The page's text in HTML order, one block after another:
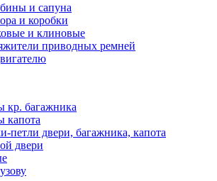
и сапуна
и коробки
и клиновые
приводных ремней
кр. багажника
капота
петли двери, багажника, капота
двери